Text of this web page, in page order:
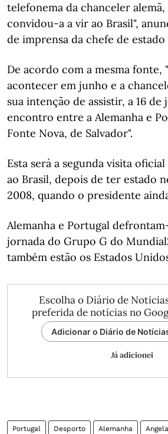
telefonema da chanceler
convidou-a a vir ao Brasil",
de imprensa da chefe de
De acordo com a mesma fonte,
acontecer em junho e a
sua intenção de assistir, a 16 de
encontro entre a Alemanha e
Fonte Nova, de Salvador".
Esta será a segunda visita
ao Brasil, depois de ter estado
2008, quando o presidente
Alemanha e Portugal
jornada do Grupo G do
também estão os Estados
Escolha o Diário de
preferida de notícias no
Adicionar o Diário de
Já adicionei
Portugal Desporto Alemanha